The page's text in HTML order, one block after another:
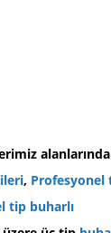
alanlarında
, Profesyonel
tip buharlı